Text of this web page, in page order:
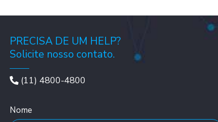
PRECISA DE UM HELP?
Solicite nosso contato.
(11) 4800-4800
Nome